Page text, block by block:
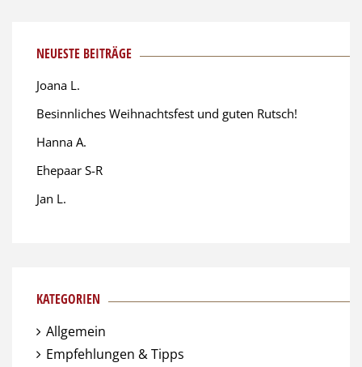
NEUESTE BEITRÄGE
Joana L.
Besinnliches Weihnachtsfest und guten Rutsch!
Hanna A.
Ehepaar S-R
Jan L.
KATEGORIEN
Allgemein
Empfehlungen & Tipps